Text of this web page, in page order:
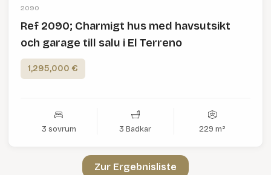
2090
Ref 2090; Charmigt hus med havsutsikt
och garage till salu i El Terreno
1,295,000 €
3 sovrum 3 Badkar 229 m²
Zur Ergebnisliste